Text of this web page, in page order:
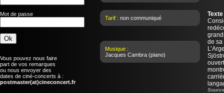
Mot de passe
Vous pouvez nous faire
part de vos remarques
ou nous envoyer des
dates de ciné-concerts à :
postmaster(at)cineconcert.fr
Tarif : non communiqué
Musique :
Jacques Cambra (piano)
de sa